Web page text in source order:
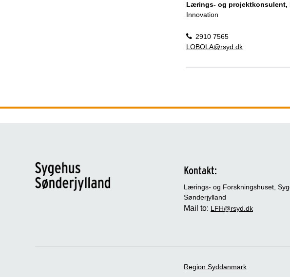
Lærings- og projektkonsulent,
Innovation
2910 7565
LOBOLA@rsyd.dk
Kontakt:
Lærings- og Forskningshuset,
Sønderjylland
Mail to: LFH@rsyd.dk
Region Syddanmark